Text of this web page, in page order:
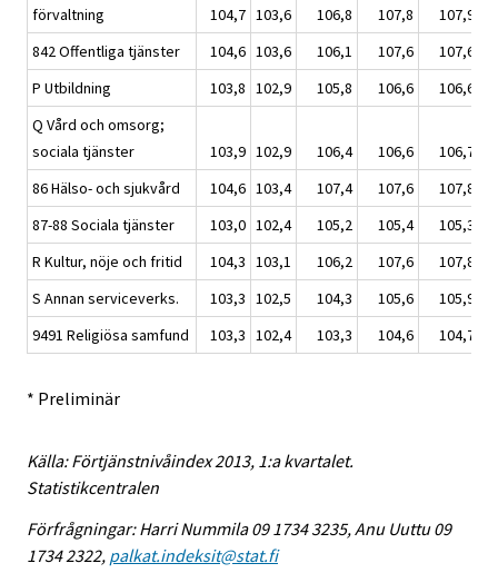
förvaltning
104,7 103,6 106,8 107,8
107,9
842 Offentliga tjänster
104,6 103,6 106,1 107,6
107,6
P Utbildning
103,8 102,9 105,8 106,6
106,6
Q Vård och omsorg;
sociala tjänster
103,9 102,9 106,4 106,6
106,7
86 Hälso- och sjukvård
104,6 103,4 107,4 107,6
107,8
87-88 Sociala tjänster
103,0 102,4 105,2 105,4
105,3
R Kultur, nöje och fritid
104,3 103,1 106,2 107,6
107,8
S Annan serviceverks.
103,3 102,5 104,3 105,6
105,9
9491 Religiösa samfund
103,3 102,4 103,3 104,6 104,7
* Preliminär
Källa: Förtjänstnivåindex 2013, 1:a kvartalet.
Statistikcentralen
Förfrågningar: Harri Nummila 09 1734 3235, Anu Uuttu 09
1734 2322, palkat.indeksit@stat.fi